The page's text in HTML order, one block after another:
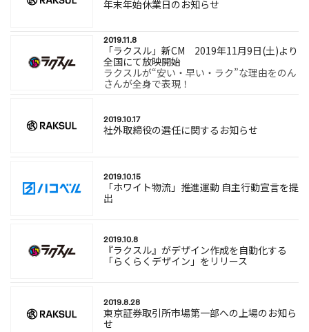
年末年始休業日のお知らせ
2019.11.8
「ラクスル」新CM 2019年11月9日(土)より
全国にて放映開始
ラクスルが“安い・早い・ラク”な理由をのん
さんが全身で表現！
2019.10.17
社外取締役の選任に関するお知らせ
2019.10.15
「ホワイト物流」推進運動 自主行動宣言を提
出
2019.10.8
『ラクスル』がデザイン作成を自動化する
「らくらくデザイン」をリリース
2019.8.28
東京証券取引所市場第一部への上場のお知ら
せ